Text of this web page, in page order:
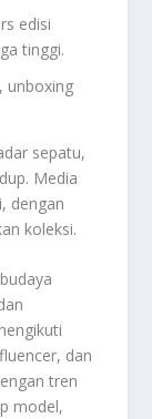
edisi
tinggi.
unboxing
sepatu,
Media
dengan
koleksi.
dan
tren
model,